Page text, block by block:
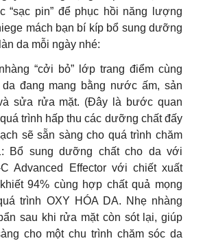
“sạc pin” để phục hồi năng lượng
mách bạn bí kíp bổ sung dưỡng
da mỗi ngày nhé:
“cởi bỏ” lớp trang điểm cùng
đang mang bằng nước ấm, sản
sửa rửa mặt. (Đây là bước quan
trình hấp thu các dưỡng chất đấy
sẽ sẵn sàng cho quá trình chăm
Bổ sung dưỡng chất cho da với
C Advanced Effector với chiết xuất
94% cùng hợp chất quả mọng
trình OXY HÓA DA. Nhẹ nhàng
sau khi rửa mặt còn sót lại, giúp
cho một chu trình chăm sóc da